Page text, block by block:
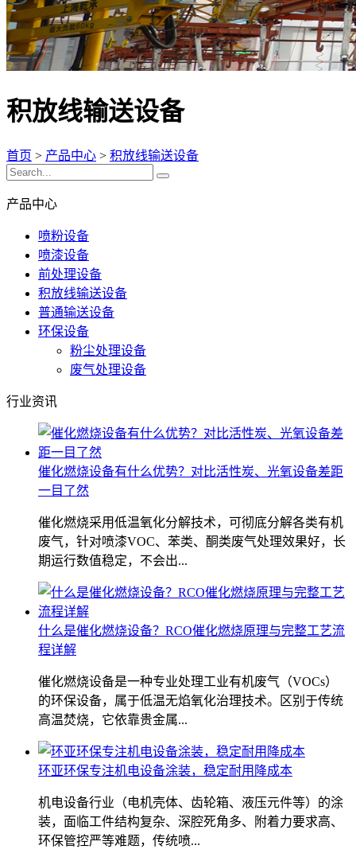
积放线输送设备
首页 > 产品中心 > 积放线输送设备
产品中心
喷粉设备
喷漆设备
前处理设备
积放线输送设备
普通输送设备
环保设备
粉尘处理设备
废气处理设备
行业资讯
催化燃烧设备有什么优势？对比活性炭、光氧设备差距
一目了然
催化燃烧采用低温氧化分解技术，可彻底分解各类有机
废气，针对喷漆VOC、苯类、酮类废气处理效果好，长
期运行数值稳定，不会出...
什么是催化燃烧设备？RCO催化燃烧原理与完整工艺流
程详解
催化燃烧设备是一种专业处理工业有机废气（VOCs）
的环保设备，属于低温无焰氧化治理技术。区别于传统
高温焚烧，它依靠贵金属...
环亚环保专注机电设备涂装，稳定耐用降成本
机电设备行业（电机壳体、齿轮箱、液压元件等）的涂
装，面临工件结构复杂、深腔死角多、附着力要求高、
环保管控严等难题，传统喷...